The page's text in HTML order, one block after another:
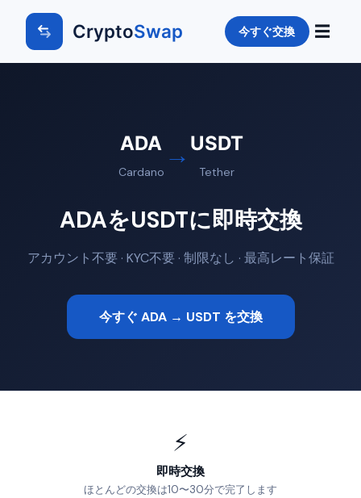
CryptoSwap 今すぐ交換 ☰
ADA
Cardano
→ USDT
Tether
ADAをUSDTに即時交換
アカウント不要 · KYC不要 · 制限なし · 最高レート保証
今すぐ ADA → USDT を交換
⚡
即時交換
ほとんどの交換は10〜30分で完了します